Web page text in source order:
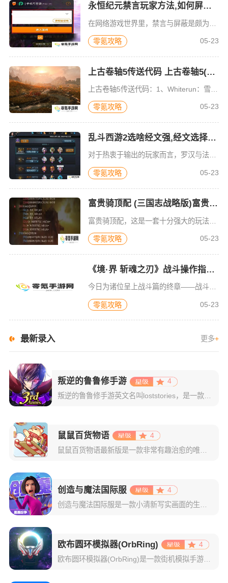
永恒纪元禁言玩家方法,如何屏蔽他人 永恒纪元屏蔽玩家步骤,禁言操作解析
零氪攻略 05-23
上古卷轴5传送代码 上古卷轴5(COC)传送代码大全一览
上古卷轴5传送代码：1、Whiterun：雪漫 白马2、riverwood：溪木镇 河望 瑞文伍德3、Solitude：孤独城4、Windhelm：风盔城 鹰舵城5、Dawnstar：晨星城6、Rif
零氪攻略 05-23
乱斗西游2选啥经文强,经文选择攻略
对于热衷于输出的玩家而言，罗汉与法华无疑是绝佳之选。它们能够依照百分比提升物理以及法术强度，进而使你的英雄输出伤害极具爆炸力。像孙悟空、哪吒这类具备高爆发能力的英雄，配备上它们简直是如虎添翼。罗睺同样
零氪攻略 05-23
富贵骑顶配 (三国志战略版)富贵骑顶配搭配攻略2025
富贵骑顶配，这是一套十分强大的玩法，不是现在三国志战略版的主流阵容，但它又有能轻松击败主流的战力，所以小编就整理了一下分享出来，希望能帮助玩家在三国志战略版中，更好的战胜你的那些对手。富贵骑顶配：富贵
零氪攻略 05-23
《境·界 斩魂之刃》战斗操作指南03,战斗篇必备知识
今日为诸位呈上战斗篇的终章——战斗技巧之目标集火。在诸多战斗场景中，目标集火堪称至关重要的一环。它绝非简单的随意攻击，而是有着精妙策略。通过精准锁定目标，集中火力输出，能在最短时间内给予敌方致命打击。
零氪攻略 05-23
最新录入 更多+
叛逆的鲁鲁修手游
4
叛逆的鲁鲁修手游英文名叫loststories，是一款原汁原味的动漫手游，完美还原了经典动漫《Code Geass反叛的鲁路修》的剧情和角色，玩家将在游戏中化身为鲁路修，与伙伴们一起征战11区，体验那
鼠鼠百货物语
4
鼠鼠百货物语最新版是一款非常有趣治愈的唯美风模拟经营类游戏，在这个游戏中你将扮演一位百货铺经营者的角色，负责打理一家仓鼠百货店，你需要通过与可爱的仓鼠顾客互动，为他们提供各种商品和服务，从而提高销售额
创造与魔法国际服
4
创造与魔法国际服是一款小清新写实画面的生存创造游戏！在这里没有过多的生存压力，而且你还可以自由的创造偶尔还能使用魔法，这些有趣的玩法竟让人惊喜不已！游戏中为大家展现的是一个真实的世界，江河湖海日生日落
欧布圆环模拟器(OrbRing)
4